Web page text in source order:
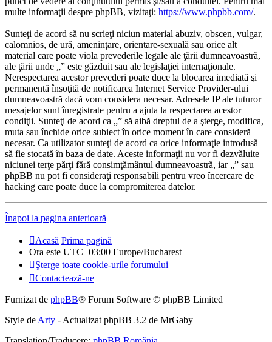
multe informaţii despre phpBB, vizitaţi: https://www.phpbb.com/.
Sunteţi de acord să nu scrieţi niciun material abuziv, obscen, vulgar,
calomnios, de ură, ameninţare, orientare-sexuală sau orice alt
material care poate viola prevederile legale ale ţării dumneavoastră,
ale ţării unde „” este găzduit sau ale legislaţiei internaţionale.
Nerespectarea acestor prevederi poate duce la blocarea imediată şi
permanentă însoţită de notificarea Internet Service Provider-ului
dumneavoastră dacă vom considera necesar. Adresele IP ale tuturor
mesajelor sunt înregistrate pentru a ajuta la respectarea acestor
condiţii. Sunteţi de acord ca „” să aibă dreptul de a şterge, modifica,
muta sau închide orice subiect în orice moment în care consideră
necesar. Ca utilizator sunteţi de acord ca orice informaţie introdusă
să fie stocată în baza de date. Aceste informaţii nu vor fi dezvăluite
niciunei terţe părţi fără consimţământul dumneavoastră, iar „” sau
phpBB nu pot fi consideraţi responsabili pentru vreo încercare de
hacking care poate duce la compromiterea datelor.
Înapoi la pagina anterioară
Acasă Prima pagină
Ora este UTC+03:00 Europe/Bucharest
Şterge toate cookie-urile forumului
Contactează-ne
Furnizat de phpBB® Forum Software © phpBB Limited
Style de Arty - Actualizat phpBB 3.2 de MrGaby